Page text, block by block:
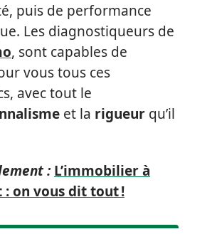
puis de performance
Les diagnostiqueurs de
, sont capables de
vous tous ces
avec tout le
et la rigueur qu’il
: L’immobilier à
: on vous dit tout !